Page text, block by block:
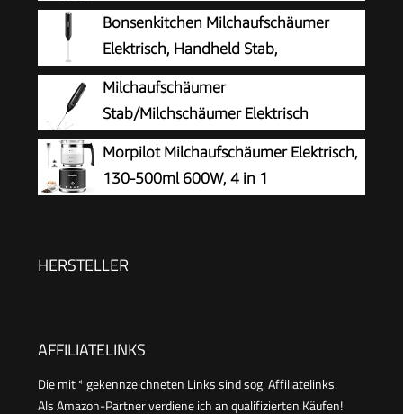
Aufbewahrungsrohr, Tragbarer
Handaufschäumer mit 14.000 U/min, Mini Mixer
für Matcha Latte, Cappuccino,
Küchenaccessoires
Bonsenkitchen Milchaufschäumer
Elektrisch, Handheld Stab,
Batteriebetrieben
Milchaufschäumer
Stab/Milchschäumer Elektrisch
tragbarer mit Hoher Leistung
Getränkemixer Kaffeebesen batteriebetriebener
für Latte, Matcha-Tee, Cappuccino, Schwarz
Morpilot Milchaufschäumer Elektrisch,
130-500ml 600W, 4 in 1
Schwarz
HERSTELLER
AFFILIATELINKS
Die mit * gekennzeichneten Links sind sog. Affiliatelinks.
Als Amazon-Partner verdiene ich an qualifizierten Käufen!